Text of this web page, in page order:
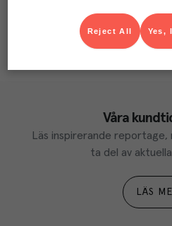
Våra
Läs inspirerande
ta del av
LÄS
Yes,
Reject All